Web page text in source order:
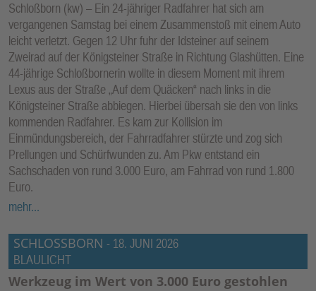
Schloßborn (kw) – Ein 24-jähriger Radfahrer hat sich am
vergangenen Samstag bei einem Zusammenstoß mit einem Auto
leicht verletzt. Gegen 12 Uhr fuhr der Idsteiner auf seinem
Zweirad auf der Königsteiner Straße in Richtung Glashütten. Eine
44-jährige Schloßbornerin wollte in diesem Moment mit ihrem
Lexus aus der Straße „Auf dem Quäcken“ nach links in die
Königsteiner Straße abbiegen. Hierbei übersah sie den von links
kommenden Radfahrer. Es kam zur Kollision im
Einmündungsbereich, der Fahrradfahrer stürzte und zog sich
Prellungen und Schürfwunden zu. Am Pkw entstand ein
Sachschaden von rund 3.000 Euro, am Fahrrad von rund 1.800
Euro.
mehr...
SCHLOSSBORN - 18. JUNI 2026
BLAULICHT
Werkzeug im Wert von 3.000 Euro gestohlen